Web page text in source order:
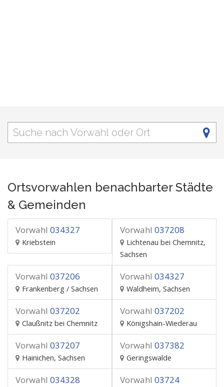
Ortsvorwahlen benachbarter Städte
& Gemeinden
Vorwahl 034327
Kriebstein
Vorwahl 037208
Lichtenau bei Chemnitz,
Sachsen
Vorwahl 037206
Frankenberg / Sachsen
Vorwahl 034327
Waldheim, Sachsen
Vorwahl 037202
Claußnitz bei Chemnitz
Vorwahl 037202
Königshain-Wiederau
Vorwahl 037207
Hainichen, Sachsen
Vorwahl 037382
Geringswalde
Vorwahl 034328 Vorwahl 03724